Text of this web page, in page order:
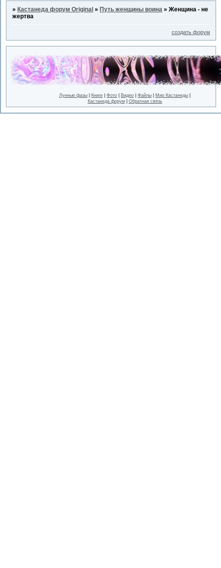
» Кастанеда форум Original » Путь женщины воина »Женщина - не
жертва
создать форум
Лунные фазы Книги Фото Видео Файлы Мир Кастанеды
Кастанеда форум| Обратная связь